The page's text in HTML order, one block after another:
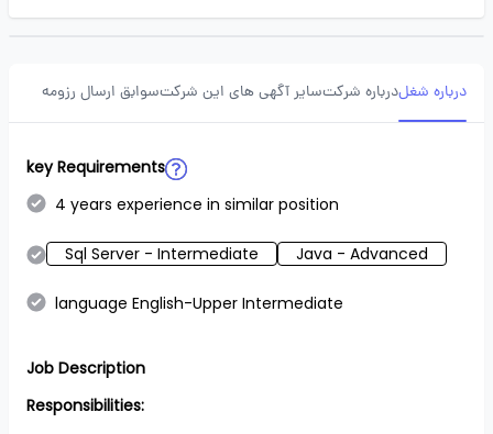
درباره شغلدرباره شرکتسایر آگهی های این شرکتسوابق ارسال رزومه
key Requirements
4 years experience in similar position
Sql Server - Intermediate Java - Advanced
language English-Upper Intermediate
Job Description
Responsibilities: